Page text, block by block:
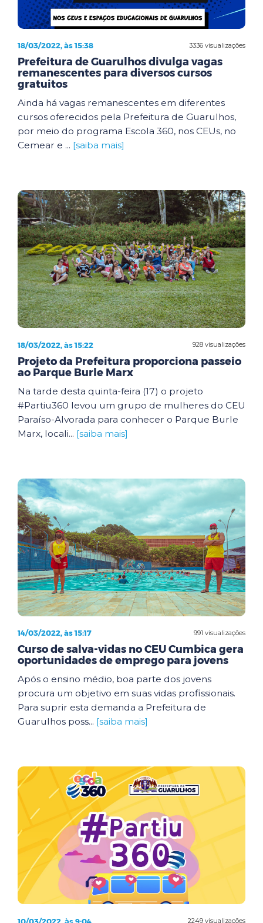
3336 visualizações
18/03/2022, às 15:38
Prefeitura de Guarulhos divulga vagas
remanescentes para diversos cursos
gratuitos
Ainda há vagas remanescentes em diferentes
cursos oferecidos pela Prefeitura de Guarulhos,
por meio do programa Escola 360, nos CEUs, no
Cemear e ... [saiba mais]
928 visualizações
18/03/2022, às 15:22
Projeto da Prefeitura proporciona passeio
ao Parque Burle Marx
Na tarde desta quinta-feira (17) o projeto
#Partiu360 levou um grupo de mulheres do CEU
Paraíso-Alvorada para conhecer o Parque Burle
Marx, locali... [saiba mais]
991 visualizações
14/03/2022, às 15:17
Curso de salva-vidas no CEU Cumbica gera
oportunidades de emprego para jovens
Após o ensino médio, boa parte dos jovens
procura um objetivo em suas vidas profissionais.
Para suprir esta demanda a Prefeitura de
Guarulhos poss... [saiba mais]
2249 visualizações
10/03/2022, às 9:04